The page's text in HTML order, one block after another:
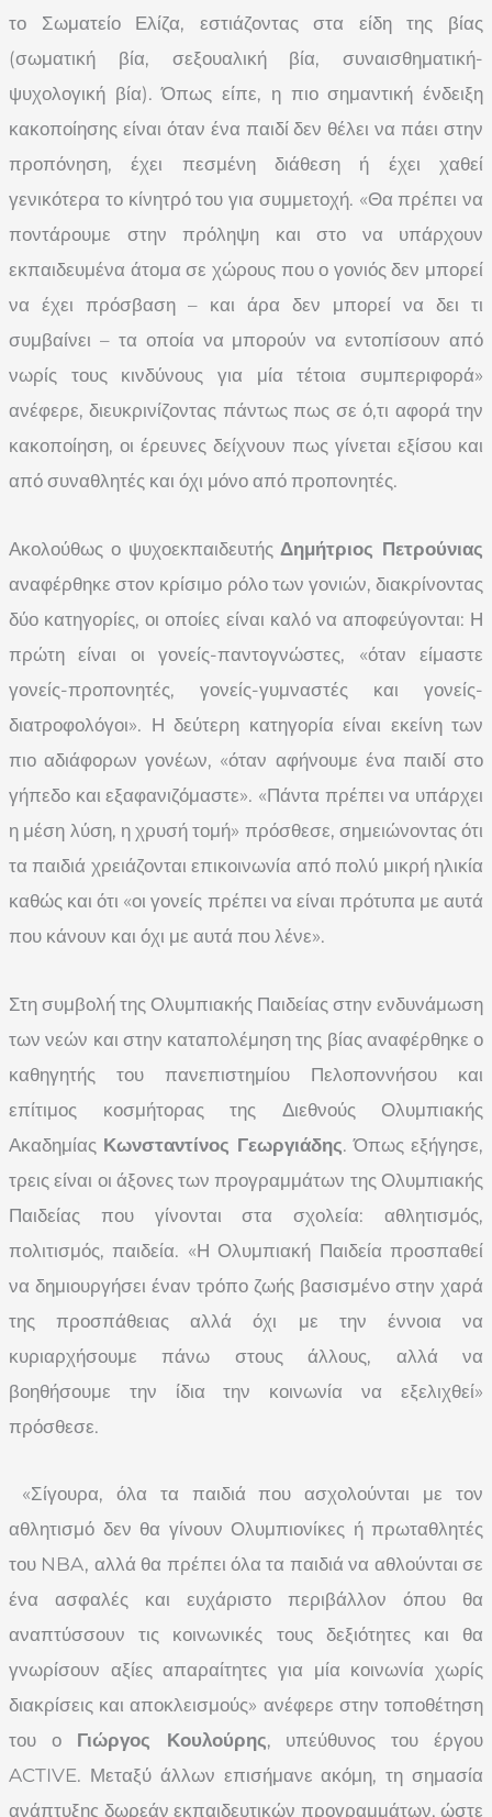
το Σωματείο Ελίζα, εστιάζοντας στα είδη της βίας
(σωματική βία, σεξουαλική βία, συναισθηματική-
ψυχολογική βία). Όπως είπε, η πιο σημαντική ένδειξη
κακοποίησης είναι όταν ένα παιδί δεν θέλει να πάει στην
προπόνηση, έχει πεσμένη διάθεση ή έχει χαθεί
γενικότερα το κίνητρό του για συμμετοχή. «Θα πρέπει να
ποντάρουμε στην πρόληψη και στο να υπάρχουν
εκπαιδευμένα άτομα σε χώρους που ο γονιός δεν μπορεί
να έχει πρόσβαση – και άρα δεν μπορεί να δει τι
συμβαίνει – τα οποία να μπορούν να εντοπίσουν από
νωρίς τους κινδύνους για μία τέτοια συμπεριφορά»
ανέφερε, διευκρινίζοντας πάντως πως σε ό,τι αφορά την
κακοποίηση, οι έρευνες δείχνουν πως γίνεται εξίσου και
από συναθλητές και όχι μόνο από προπονητές.
Ακολούθως ο ψυχοεκπαιδευτήςΔημήτριος Πετρούνιας
αναφέρθηκε στον κρίσιμο ρόλο των γονιών, διακρίνοντας
δύο κατηγορίες, οι οποίες είναι καλό να αποφεύγονται: Η
πρώτη είναι οι γονείς-παντογνώστες, «όταν είμαστε
γονείς-προπονητές, γονείς-γυμναστές και γονείς-
διατροφολόγοι». Η δεύτερη κατηγορία είναι εκείνη των
πιο αδιάφορων γονέων, «όταν αφήνουμε ένα παιδί στο
γήπεδο και εξαφανιζόμαστε». «Πάντα πρέπει να υπάρχει
η μέση λύση, η χρυσή τομή» πρόσθεσε, σημειώνοντας ότι
τα παιδιά χρειάζονται επικοινωνία από πολύ μικρή ηλικία
καθώς και ότι «οι γονείς πρέπει να είναι πρότυπα με αυτά
που κάνουν και όχι με αυτά που λένε».
Στη συμβολή́ της Ολυμπιακής Παιδείας στην ενδυνάμωση
των νεών και στην καταπολέμηση της βίας αναφέρθηκε ο
καθηγητής του πανεπιστημίου Πελοποννήσου και
επίτιμος κοσμήτορας της Διεθνούς Ολυμπιακής
Ακαδημίας Κωνσταντίνος Γεωργιάδης. Όπως εξήγησε,
τρεις είναι οι άξονες των προγραμμάτων της Ολυμπιακής
Παιδείας που γίνονται στα σχολεία: αθλητισμός,
πολιτισμός, παιδεία. «Η Ολυμπιακή Παιδεία προσπαθεί
να δημιουργήσει έναν τρόπο ζωής βασισμένο στην χαρά
της προσπάθειας αλλά όχι με την έννοια να
κυριαρχήσουμε πάνω στους άλλους, αλλά να
βοηθήσουμε την ίδια την κοινωνία να εξελιχθεί»
πρόσθεσε.
«Σίγουρα, όλα τα παιδιά που ασχολούνται με τον
αθλητισμό δεν θα γίνουν Ολυμπιονίκες ή πρωταθλητές
του NBA, αλλά θα πρέπει όλα τα παιδιά να αθλούνται σε
ένα ασφαλές και ευχάριστο περιβάλλον όπου θα
αναπτύσσουν τις κοινωνικές τους δεξιότητες και θα
γνωρίσουν αξίες απαραίτητες για μία κοινωνία χωρίς
διακρίσεις και αποκλεισμούς» ανέφερε στην τοποθέτηση
του ο Γιώργος Κουλούρης, υπεύθυνος του έργου
ACTIVE. Μεταξύ άλλων επισήμανε ακόμη, τη σημασία
ανάπτυξης δωρεάν εκπαιδευτικών προγραμμάτων, ώστε